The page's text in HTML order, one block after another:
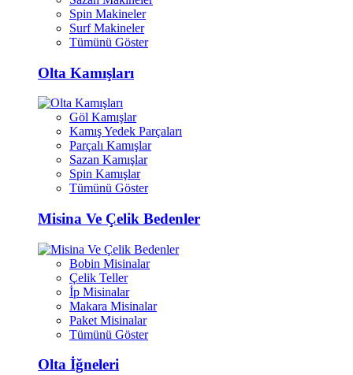
Spin Makineler
Surf Makineler
Tümünü Göster
Olta Kamışları
Göl Kamışlar
Kamış Yedek Parçaları
Parçalı Kamışlar
Sazan Kamışlar
Spin Kamışlar
Tümünü Göster
Misina Ve Çelik Bedenler
Bobin Misinalar
Çelik Teller
İp Misinalar
Makara Misinalar
Paket Misinalar
Tümünü Göster
Olta İğneleri